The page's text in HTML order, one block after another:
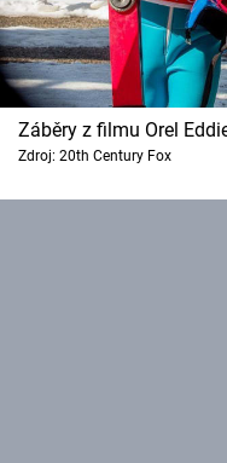
Záběry z filmu Orel
Zdroj: 20th Century Fox